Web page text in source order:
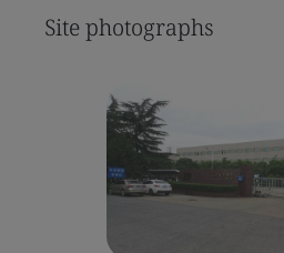
Site photographs